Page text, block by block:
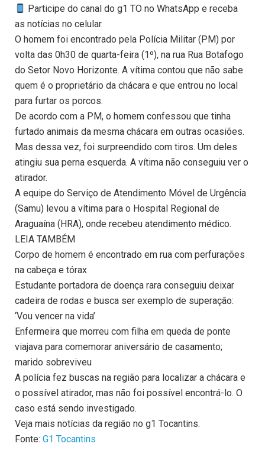
Participe do canal do g1 TO no WhatsApp e receba
as notícias no celular.
O homem foi encontrado pela Polícia Militar (PM) por
volta das 0h30 de quarta-feira (1º), na rua Rua Botafogo
do Setor Novo Horizonte. A vítima contou que não sabe
quem é o proprietário da chácara e que entrou no local
para furtar os porcos.
De acordo com a PM, o homem confessou que tinha
furtado animais da mesma chácara em outras ocasiões.
Mas dessa vez, foi surpreendido com tiros. Um deles
atingiu sua perna esquerda. A vítima não conseguiu ver o
atirador.
A equipe do Serviço de Atendimento Móvel de Urgência
(Samu) levou a vítima para o Hospital Regional de
Araguaína (HRA), onde recebeu atendimento médico.
LEIA TAMBÉM
Corpo de homem é encontrado em rua com perfurações
na cabeça e tórax
Estudante portadora de doença rara conseguiu deixar
cadeira de rodas e busca ser exemplo de superação:
‘Vou vencer na vida’
Enfermeira que morreu com filha em queda de ponte
viajava para comemorar aniversário de casamento;
marido sobreviveu
A polícia fez buscas na região para localizar a chácara e
o possível atirador, mas não foi possível encontrá-lo. O
caso está sendo investigado.
Veja mais notícias da região no g1 Tocantins.
Fonte: G1 Tocantins